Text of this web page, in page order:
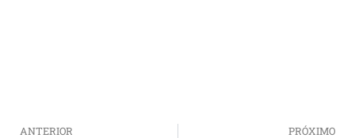
ANTERIOR PRÓXIMO